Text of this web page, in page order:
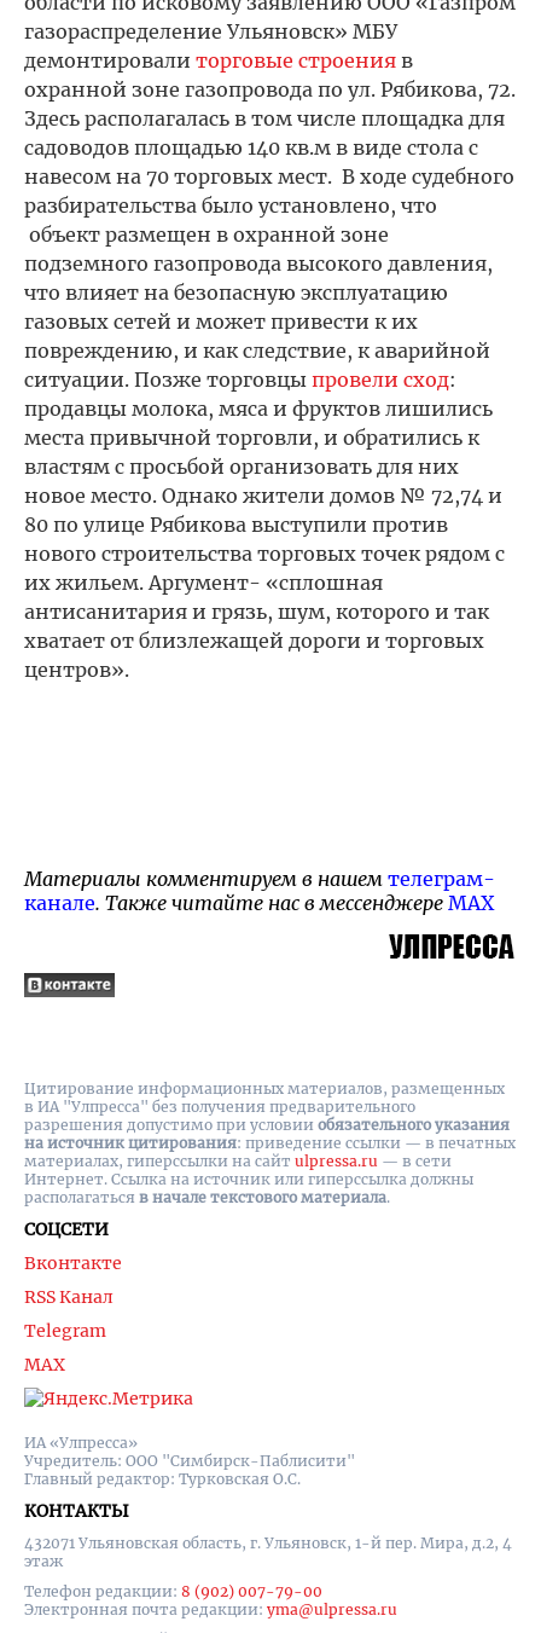
газораспределение Ульяновск» МБУ
демонтировали торговые строения в
охранной зоне газопровода по ул. Рябикова, 72.
Здесь располагалась в том числе площадка для
садоводов площадью 140 кв.м в виде стола с
навесом на 70 торговых мест. В ходе судебного
разбирательства было установлено, что
объект размещен в охранной зоне
подземного газопровода высокого давления,
что влияет на безопасную эксплуатацию
газовых сетей и может привести к их
повреждению, и как следствие, к аварийной
ситуации. Позже торговцы провели сход:
продавцы молока, мяса и фруктов лишились
места привычной торговли, и обратились к
властям с просьбой организовать для них
новое место. Однако жители домов № 72,74 и
80 по улице Рябикова выступили против
нового строительства торговых точек рядом с
их жильем. Аргумент- «сплошная
антисанитария и грязь, шум, которого и так
хватает от близлежащей дороги и торговых
центров».
Материалы комментируем в нашем телеграм-
канале. Также читайте нас в мессенджере MAX
ИА «Улпресса»
Учредитель: ООО "Симбирск-Паблисити"
Главный редактор: Турковская О.С.
КОНТАКТЫ
432071 Ульяновская область, г. Ульяновск, 1-й пер. Мира, д.2, 4
этаж
Телефон редакции: 8 (902) 007-79-00
Электронная почта редакции: yma@ulpressa.ru
СОЦСЕТИ
Вконтакте
RSS Канал
Telegram
MAX
Цитирование информационных материалов, размещенных
в ИА "Улпресса" без получения предварительного
разрешения допустимо при условии обязательного указания
на источник цитирования: приведение ссылки — в печатных
материалах, гиперссылки на cайт ulpressa.ru — в сети
Интернет. Ссылка на источник или гиперссылка должны
располагаться в начале текстового материала.